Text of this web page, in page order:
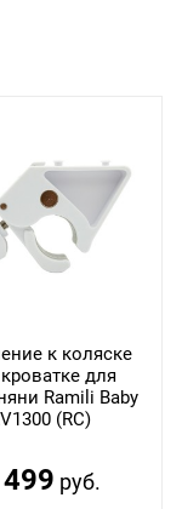
к коляске
для
Ramili Baby
(RC)
руб.